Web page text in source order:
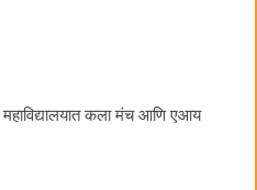
कला मंच आणि एआय